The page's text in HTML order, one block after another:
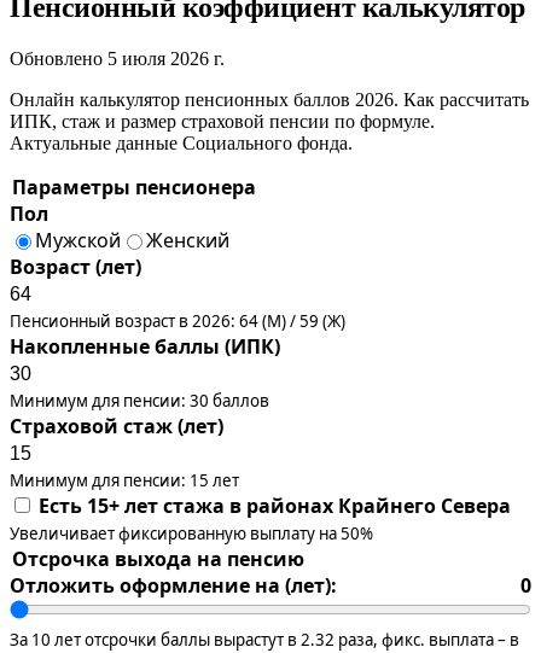
Пенсионный коэффициент калькулятор
Обновлено 5 июля 2026 г.
Онлайн калькулятор пенсионных баллов 2026. Как рассчитать
ИПК, стаж и размер страховой пенсии по формуле.
Актуальные данные Социального фонда.
Параметры пенсионера
Пол
Мужской
Женский
Возраст (лет)
Пенсионный возраст в 2026: 64 (М) / 59 (Ж)
Накопленные баллы (ИПК)
Минимум для пенсии: 30 баллов
Страховой стаж (лет)
Минимум для пенсии: 15 лет
Есть 15+ лет стажа в районах Крайнего Севера
Увеличивает фиксированную выплату на 50%
Отсрочка выхода на пенсию
Отложить оформление на (лет):
0
За 10 лет отсрочки баллы вырастут в 2.32 раза, фикс. выплата – в